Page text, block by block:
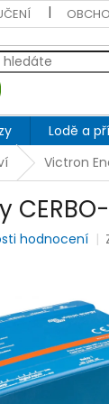
Lodě a
Victron
hodnocení